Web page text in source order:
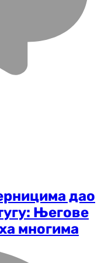
дао
Његове
многима